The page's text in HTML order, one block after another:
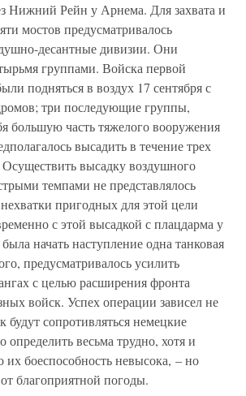
Нижний Рейн у Арнема. Для захвата и
мостов предусматривалось
десантные дивизии. Они
группами. Войска первой
подняться в воздух 17 сентября с
три последующие группы,
большую часть тяжелого вооружения
высадить в течение трех
высадку воздушного
темпами не представлялось
пригодных для этой цели
с этой высадкой с плацдарма у
начать наступление одна танковая
предусматривалось усилить
с целью расширения фронта
войск. Успех операции зависел не
будут сопротивляться немецкие
определить весьма трудно, хотя и
их боеспособность невысока, – но
благоприятной погоды.